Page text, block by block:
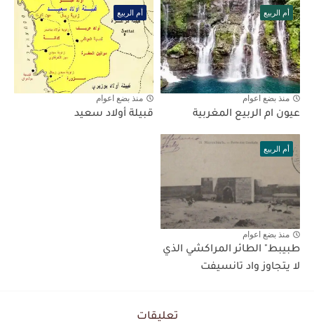
أم الربيع
منذ بضع اعوام
عيون ام الربيع المغربية
أم الربيع
منذ بضع اعوام
قبيلة أولاد سعيد
أم الربيع
منذ بضع اعوام
طبيبط" الطائر المراكشي الذي
لا يتجاوز واد تانسيفت
تعليقات